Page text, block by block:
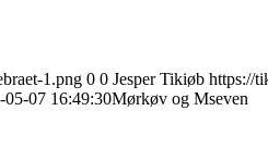
1.png 0 0 Jesper Tikiøb https://
05-07 16:49:30Mørkøv og Mseven